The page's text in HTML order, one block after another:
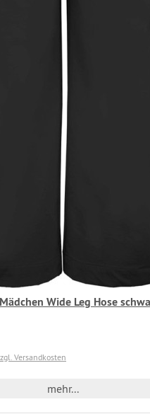
Wide Leg Hose
Versandkosten
mehr...